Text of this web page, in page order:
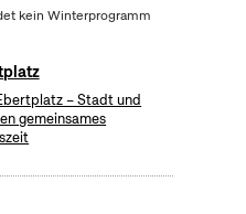
kein Winterprogramm
– Stadt und
gemeinsames